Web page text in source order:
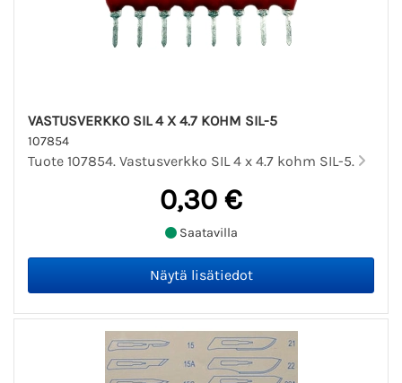
VASTUSVERKKO SIL 4 X 4.7 KOHM SIL-5
107854
Tuote 107854. Vastusverkko SIL 4 x 4.7 kohm SIL-5.
0,30 €
Saatavilla